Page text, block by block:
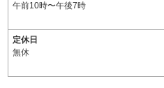
午前10時〜午後7時
定休日
無休